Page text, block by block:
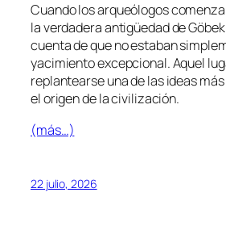
Cuando los arqueólogos
la verdadera antigüedad de
cuenta de que no estaban
yacimiento excepcional. Aquel
replantearse una de las ideas
el origen de la civilización.
(más…)
22 julio, 2026